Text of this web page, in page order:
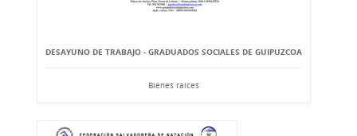
DESAYUNO DE TRABAJO - GRADUADOS SOCIALES DE GUIPUZCOA
Bienes raíces